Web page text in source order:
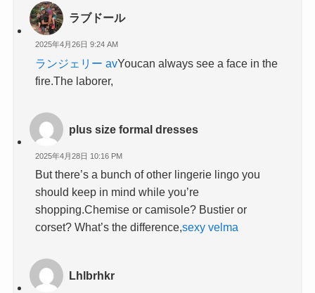
ラブドール
2025年4月26日 9:24 AM
ランジェリー avYoucan always see a face in the
fire.The laborer,
plus size formal dresses
2025年4月28日 10:16 PM
But there’s a bunch of other lingerie lingo you
should keep in mind while you’re
shopping.Chemise or camisole? Bustier or
corset? What’s the difference,sexy velma
Lhlbrhkr